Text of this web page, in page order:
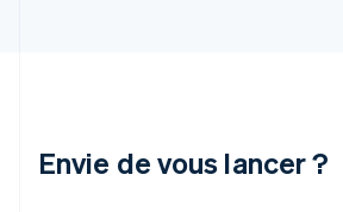
Envie de vous lancer ?
English
Italie